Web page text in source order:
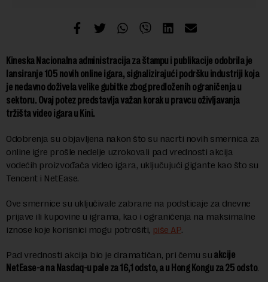
Kineska Nacionalna administracija za štampu i publikacije odobrila je
lansiranje 105 novih online igara, signalizirajući podršku industriji koja
je nedavno doživela velike gubitke zbog predloženih ograničenja u
sektoru. Ovaj potez predstavlja važan korak u pravcu oživljavanja
tržišta video igara u Kini.
Odobrenja su objavljena nakon što su nacrti novih smernica za
online igre prošle nedelje uzrokovali pad vrednosti akcija
vodećih proizvođača video igara, uključujući gigante kao što su
Tencent i NetEase.
Ove smernice su uključivale zabrane na podsticaje za dnevne
prijave ili kupovine u igrama, kao i ograničenja na maksimalne
iznose koje korisnici mogu potrošiti, piše AP.
Pad vrednosti akcija bio je dramatičan, pri čemu su akcije
NetEase-a na Nasdaq-u pale za 16,1 odsto, a u Hong Kongu za 25 odsto.